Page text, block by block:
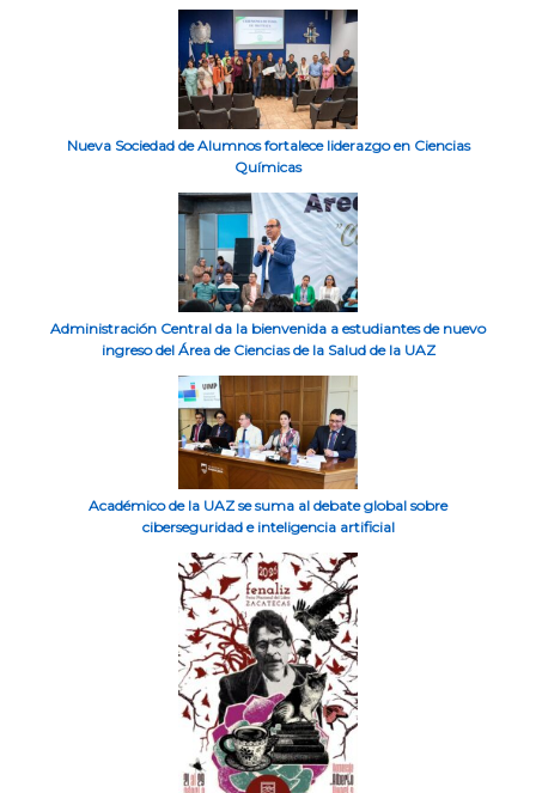
Nueva Sociedad de Alumnos fortalece liderazgo en Ciencias
Químicas
Administración Central da la bienvenida a estudiantes de nuevo
ingreso del Área de Ciencias de la Salud de la UAZ
Académico de la UAZ se suma al debate global sobre
ciberseguridad e inteligencia artificial